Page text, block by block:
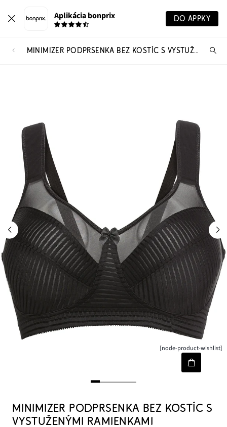
Aplikácia bonprix DO APPKY
MINIMIZER PODPRSENKA BEZ KOSTÍC S VYSTUŽENÝMI RAMIENKAMI
[node-product-wishlist]
MINIMIZER PODPRSENKA BEZ KOSTÍC S
VYSTUŽENÝMI RAMIENKAMI